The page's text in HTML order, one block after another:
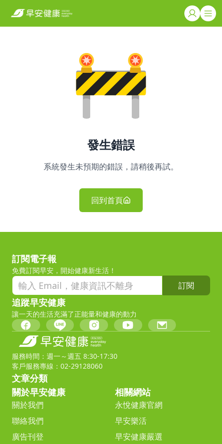
發生錯誤
系統發生未預期的錯誤，請稍後再試。
回到首頁
訂閱電子報
免費訂閱早安，開始健康新生活！
訂閱
追蹤早安健康
讓一天的生活充滿了正能量和健康的動力
服務時間：週一～週五 8:30-17:30
客戶服務專線：02-29128060
文章分類
關於早安健康
關於我們
聯絡我們
廣告刊登
相關網站
永悅健康官網
早安樂活
早安健康嚴選